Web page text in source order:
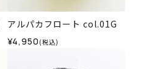
アルパカフロート col.01G
¥4,950 (税込)